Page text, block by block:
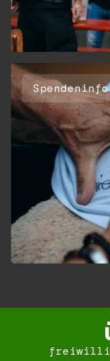
Spendeninfo